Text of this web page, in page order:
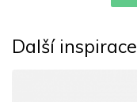
Další inspirace